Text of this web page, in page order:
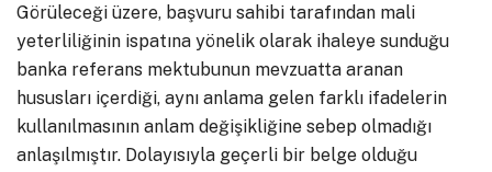
Görüleceği üzere, başvuru sahibi tarafından mali
yeterliliğinin ispatına yönelik olarak ihaleye sunduğu
banka referans mektubunun mevzuatta aranan
hususları içerdiği, aynı anlama gelen farklı ifadelerin
kullanılmasının anlam değişikliğine sebep olmadığı
anlaşılmıştır. Dolayısıyla geçerli bir belge olduğu